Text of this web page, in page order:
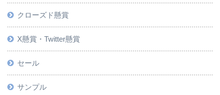
クローズド懸賞
X懸賞・Twitter懸賞
セール
サンプル